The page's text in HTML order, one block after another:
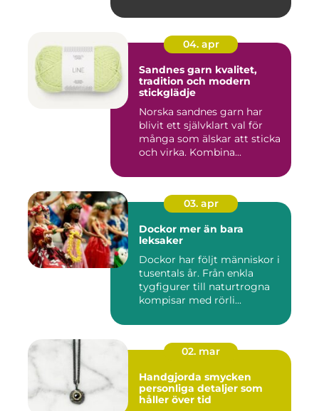
04. apr
Sandnes garn kvalitet,
tradition och modern
stickglädje
Norska sandnes garn har
blivit ett självklart val för
många som älskar att sticka
och virka. Kombina...
03. apr
Dockor mer än bara
leksaker
Dockor har följt människor i
tusentals år. Från enkla
tygfigurer till naturtrogna
kompisar med rörli...
02. mar
Handgjorda smycken
personliga detaljer som
håller över tid